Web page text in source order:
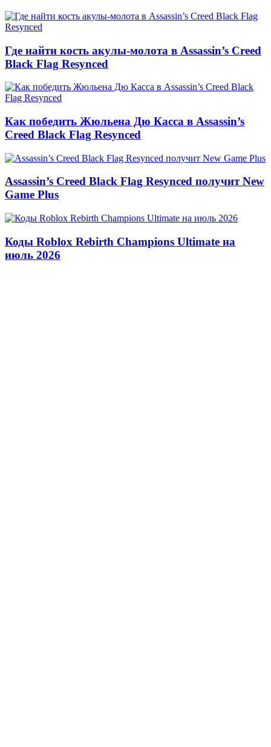
Где найти кость акулы-молота в Assassin’s Creed
Black Flag Resynced
Как победить Жюльена Дю Касса в Assassin’s
Creed Black Flag Resynced
Assassin’s Creed Black Flag Resynced получит New
Game Plus
Коды Roblox Rebirth Champions Ultimate на
июль 2026